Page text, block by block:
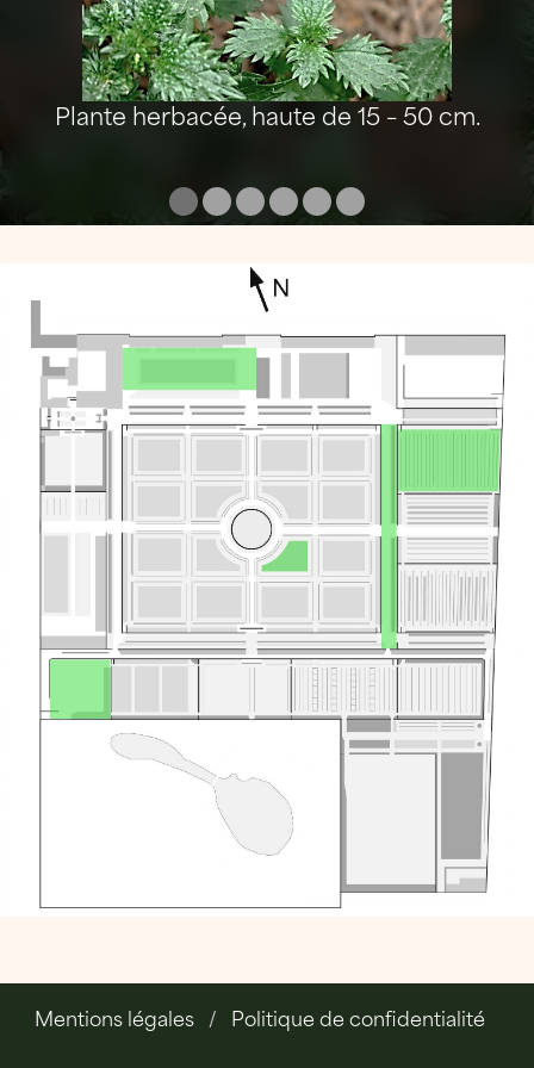
Plante herbacée, haute de 15 – 50 cm.
Mentions légales Politique de confidentialité